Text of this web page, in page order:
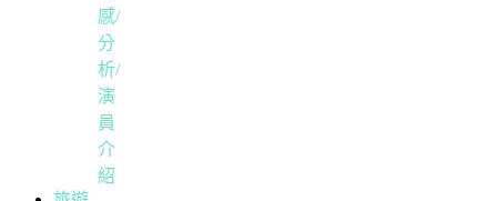
感/
分
析/
演
員
介
紹